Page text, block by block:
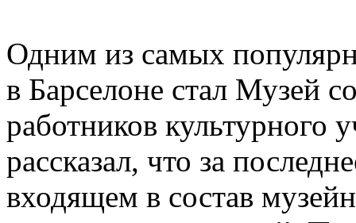
Одним из самых
в Барселоне стал Музей
работников
рассказал, что за
входящем в состав